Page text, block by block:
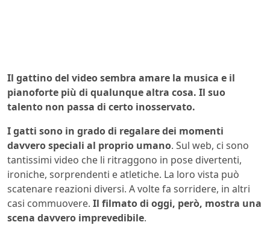
Il gattino del video sembra amare la musica e il
pianoforte più di qualunque altra cosa. Il suo
talento non passa di certo inosservato.
I gatti sono in grado di regalare dei momenti
davvero speciali al proprio umano. Sul web, ci sono
tantissimi video che li ritraggono in pose divertenti,
ironiche, sorprendenti e atletiche. La loro vista può
scatenare reazioni diversi. A volte fa sorridere, in altri
casi commuovere. Il filmato di oggi, però, mostra una
scena davvero imprevedibile.